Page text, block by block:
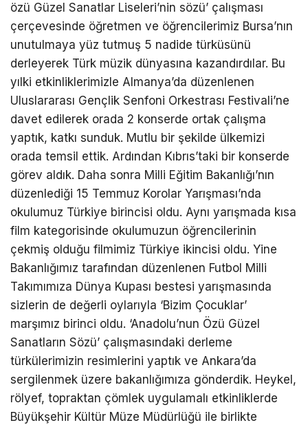
özü Güzel Sanatlar Liseleri’nin sözü’ çalışması
çerçevesinde öğretmen ve öğrencilerimiz Bursa’nın
unutulmaya yüz tutmuş 5 nadide türküsünü
derleyerek Türk müzik dünyasına kazandırdılar. Bu
yılki etkinliklerimizle Almanya’da düzenlenen
Uluslararası Gençlik Senfoni Orkestrası Festivali’ne
davet edilerek orada 2 konserde ortak çalışma
yaptık, katkı sunduk. Mutlu bir şekilde ülkemizi
orada temsil ettik. Ardından Kıbrıs’taki bir konserde
görev aldık. Daha sonra Milli Eğitim Bakanlığı’nın
düzenlediği 15 Temmuz Korolar Yarışması’nda
okulumuz Türkiye birincisi oldu. Aynı yarışmada kısa
film kategorisinde okulumuzun öğrencilerinin
çekmiş olduğu filmimiz Türkiye ikincisi oldu. Yine
Bakanlığımız tarafından düzenlenen Futbol Milli
Takımımıza Dünya Kupası bestesi yarışmasında
sizlerin de değerli oylarıyla ‘Bizim Çocuklar’
marşımız birinci oldu. ‘Anadolu’nun Özü Güzel
Sanatların Sözü’ çalışmasındaki derleme
türkülerimizin resimlerini yaptık ve Ankara’da
sergilenmek üzere bakanlığımıza gönderdik. Heykel,
rölyef, topraktan çömlek uygulamalı etkinliklerde
Büyükşehir Kültür Müze Müdürlüğü ile birlikte